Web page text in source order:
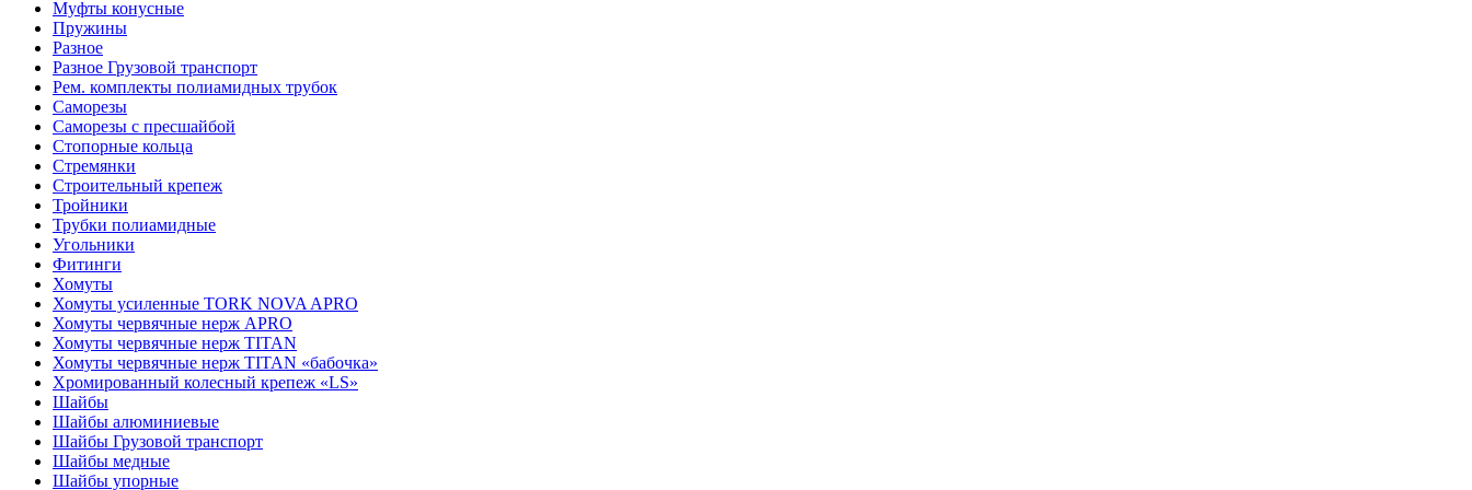
Муфты конусные
Пружины
Разное
Разное Грузовой транспорт
Рем. комплекты полиамидных трубок
Саморезы
Саморезы с пресшайбой
Стопорные кольца
Стремянки
Строительный крепеж
Тройники
Трубки полиамидные
Угольники
Фитинги
Хомуты
Хомуты усиленные TORK NOVA APRO
Хомуты червячные нерж APRO
Хомуты червячные нерж TITAN
Хомуты червячные нерж TITAN «бабочка»
Хромированный колесный крепеж «LS»
Шайбы
Шайбы алюминиевые
Шайбы Грузовой транспорт
Шайбы медные
Шайбы упорные